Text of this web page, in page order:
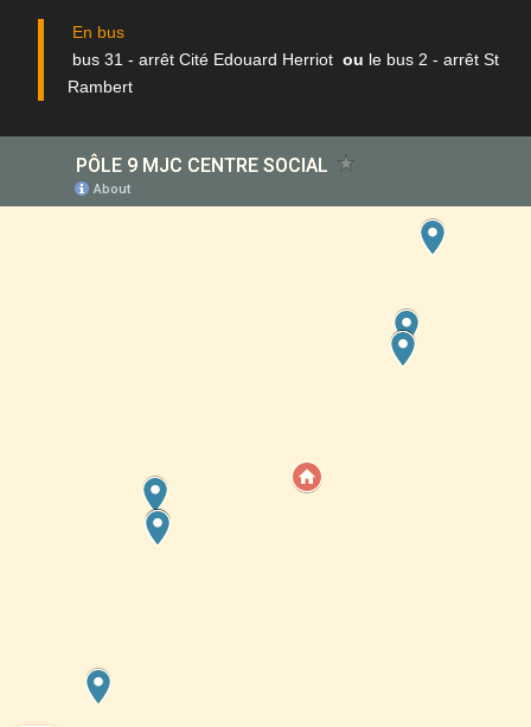
En bus
bus 31 - arrêt Cité Edouard Herriot ou le bus 2 - arrêt St
Rambert